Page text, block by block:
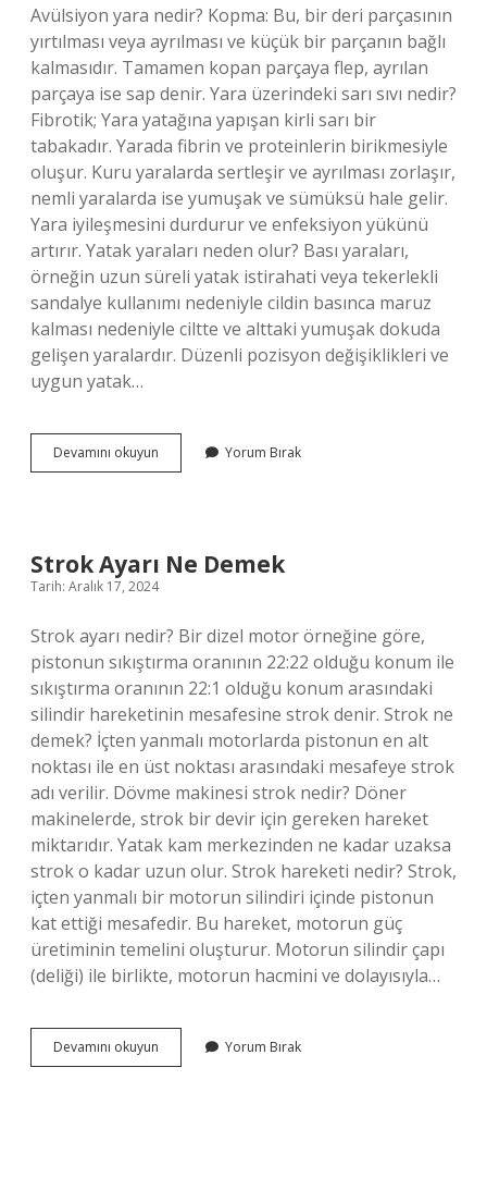
Avülsiyon yara nedir? Kopma: Bu, bir deri parçasının
yırtılması veya ayrılması ve küçük bir parçanın bağlı
kalmasıdır. Tamamen kopan parçaya flep, ayrılan
parçaya ise sap denir. Yara üzerindeki sarı sıvı nedir?
Fibrotik; Yara yatağına yapışan kirli sarı bir
tabakadır. Yarada fibrin ve proteinlerin birikmesiyle
oluşur. Kuru yaralarda sertleşir ve ayrılması zorlaşır,
nemli yaralarda ise yumuşak ve sümüksü hale gelir.
Yara iyileşmesini durdurur ve enfeksiyon yükünü
artırır. Yatak yaraları neden olur? Bası yaraları,
örneğin uzun süreli yatak istirahati veya tekerlekli
sandalye kullanımı nedeniyle cildin basınca maruz
kalması nedeniyle ciltte ve alttaki yumuşak dokuda
gelişen yaralardır. Düzenli pozisyon değişiklikleri ve
uygun yatak…
Devamını okuyun Cerahatli
Yara
Yorum Bırak
Strok Ayarı Ne Demek
Tarih: Aralık 17, 2024
Strok ayarı nedir? Bir dizel motor örneğine göre,
pistonun sıkıştırma oranının 22:22 olduğu konum ile
sıkıştırma oranının 22:1 olduğu konum arasındaki
silindir hareketinin mesafesine strok denir. Strok ne
demek? İçten yanmalı motorlarda pistonun en alt
noktası ile en üst noktası arasındaki mesafeye strok
adı verilir. Dövme makinesi strok nedir? Döner
makinelerde, strok bir devir için gereken hareket
miktarıdır. Yatak kam merkezinden ne kadar uzaksa
strok o kadar uzun olur. Strok hareketi nedir? Strok,
içten yanmalı bir motorun silindiri içinde pistonun
kat ettiği mesafedir. Bu hareket, motorun güç
üretiminin temelini oluşturur. Motorun silindir çapı
(deliği) ile birlikte, motorun hacmini ve dolayısıyla…
Devamını okuyun
Ayarı
Yorum Bırak